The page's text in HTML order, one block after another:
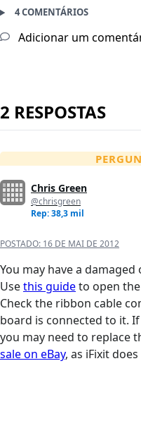
4 COMENTÁRIOS
Adicionar um
2 RESPOSTAS
Chris Green
@chrisgreen
Rep: 38,3 mil
POSTADO: 16 DE MAI DE 2012
You may have a
Usethis guideto open
Check the ribbon cable
board is connected to it.
you may need to replace
sale on eBay, as iFixit